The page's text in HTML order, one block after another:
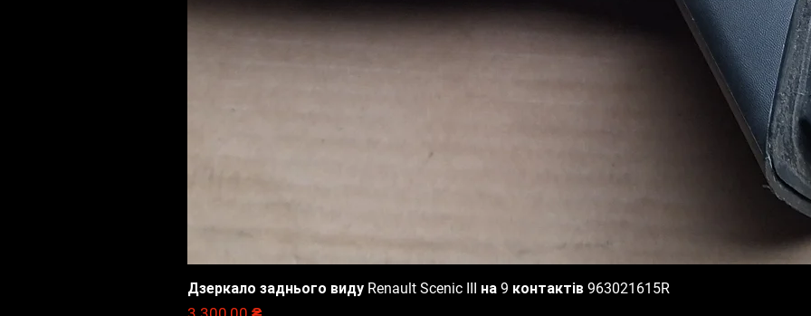
Швидкий перегляд
Дзеркало заднього виду Renault Scenic III на 9 контактів 963021615R
Ціна